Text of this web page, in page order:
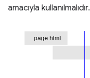
amacıyla kullanılmalıdır.